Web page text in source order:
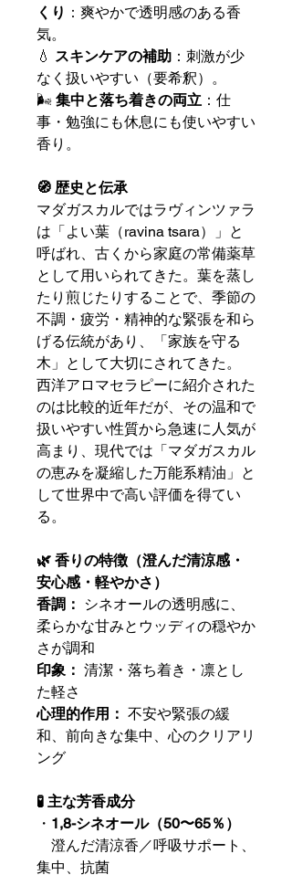
くり ：爽やかで透明感のある香
気。
💧 スキンケアの補助 ：刺激が少
なく扱いやすい（要希釈）。
🌬 集中と落ち着きの両立 ：仕
事・勉強にも休息にも使いやすい
香り。
🧭 歴史と伝承
マダガスカルではラヴィンツァラ
は「よい葉（ravina tsara）」と
呼ばれ、古くから家庭の常備薬草
として用いられてきた。葉を蒸し
たり煎じたりすることで、季節の
不調・疲労・精神的な緊張を和ら
げる伝統があり、「家族を守る
木」として大切にされてきた。
西洋アロマセラピーに紹介された
のは比較的近年だが、その温和で
扱いやすい性質から急速に人気が
高まり、現代では「マダガスカル
の恵みを凝縮した万能系精油」と
して世界中で高い評価を得てい
る。
🌿 香りの特徴（澄んだ清涼感・
安心感・軽やかさ）
香調：
シネオールの透明感に、
柔らかな甘みとウッディの穏やか
さが調和
印象： 清潔・落ち着き・凛とし
た軽さ
心理的作用： 不安や緊張の緩
和、前向きな集中、心のクリアリ
ング
🧪 主な芳香成分
・ 1,8-シネオール（50〜65％）
澄んだ清涼香／呼吸サポート、
集中、抗菌